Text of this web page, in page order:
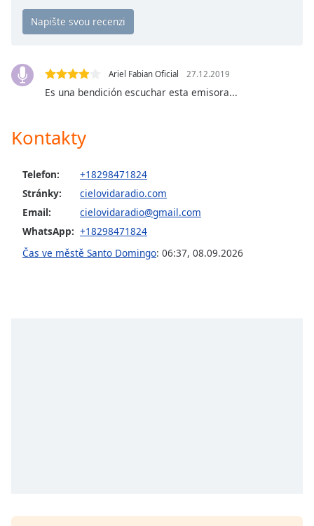
Chapters
Descriptions
descriptions
subtitles
settings
opens
subtitles
settings
dialog
Beginning
Ariel Fabian Oficial 27.12.2019
Es una bendición escuchar esta emisora...
Kontakty
Telefon:
+18298471824
Stránky:
cielovidaradio.com
Email:
cielovidaradio@gmail.com
WhatsApp: +18298471824
Čas ve městě Santo Domingo: 06:37, 08.09.2026